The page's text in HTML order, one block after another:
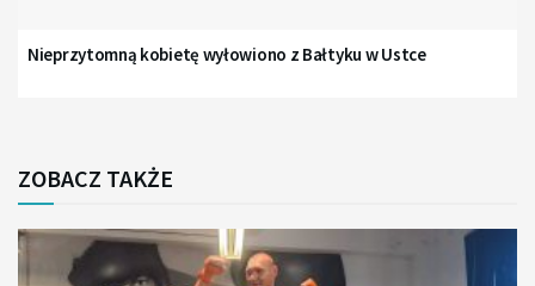
Nieprzytomną kobietę wyłowiono z Bałtyku w Ustce
ZOBACZ TAKŻE